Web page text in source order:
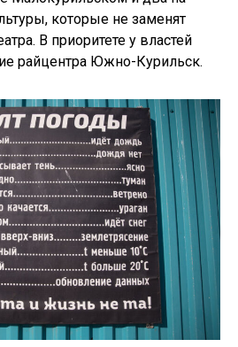
которые не заменят
В приоритете у властей
райцентра Южно-Курильск.